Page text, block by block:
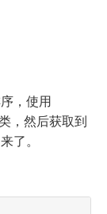
，使用
，然后获取到
了。